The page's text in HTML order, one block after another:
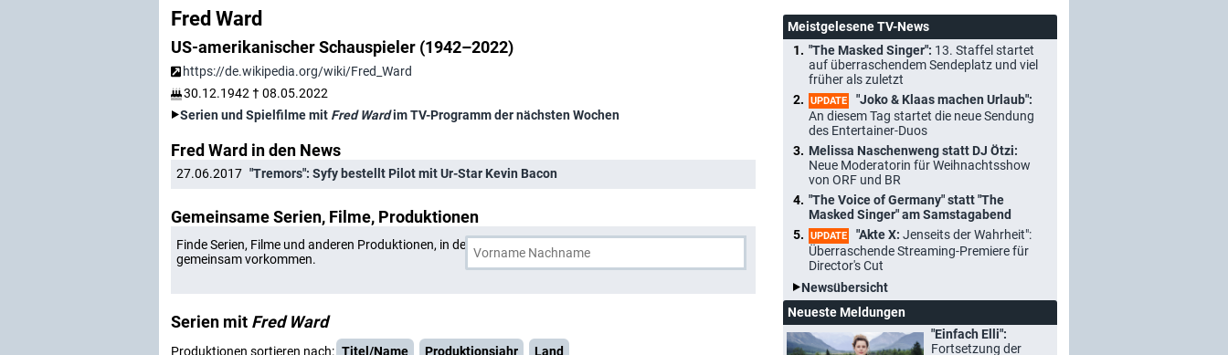
Fred Ward
US-amerikanischer Schauspieler (1942–2022)
https://de.wikipedia.org/wiki/Fred_Ward
30.12.1942 † 08.05.2022
Serien und Spielfilme mit Fred Wardim TV-Programm der nächsten Wochen
Fred Ward in den News
27.06.2017 "Tremors": Syfy bestellt Pilot mit Ur-Star Kevin Bacon
Gemeinsame Serien, Filme, Produktionen
Finde Serien, Filme und anderen Produktionen, in denen
und eine weitere Person
gemeinsam vorkommen.
Serien mit Fred Ward
Produktionen sortieren nach: Titel/Name Produktionsjahr Land
Meistgelesene TV-News
"The Masked Singer": 13. Staffel startet
auf überraschendem Sendeplatz und viel
früher als zuletzt
UPDATE
"Joko & Klaas machen Urlaub":
An diesem Tag startet die neue Sendung
des Entertainer-Duos
Melissa Naschenweng statt DJ Ötzi:
Neue Moderatorin für Weihnachtsshow
von ORF und BR
"The Voice of Germany" statt "The
Masked Singer" am Samstagabend
UPDATE "Akte X: Jenseits der Wahrheit":
Überraschende Streaming-Premiere für
Director's Cut
Newsübersicht
Neueste Meldungen
"Einfach Elli":
Fortsetzung der